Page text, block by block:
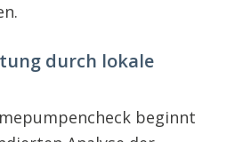
durch lokale
beginnt